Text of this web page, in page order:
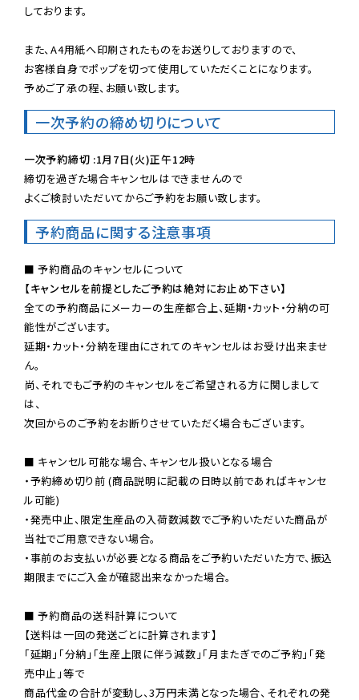
しております。
また、A4用紙へ印刷されたものをお送りしておりますので、
お客様自身でポップを切って使用していただくことになります。
予めご了承の程、お願い致します。
一次予約の締め切りについて
一次予約締切 :1月7日(火)正午12時
締切を過ぎた場合キャンセルはできませんので
よくご検討いただいてからご予約をお願い致します。
予約商品に関する注意事項
【キャンセルを前提としたご予約は絶対にお止め下さい】
全ての予約商品にメーカーの生産都合上、延期・カット・分納の可
能性がございます。
延期・カット・分納を理由にされてのキャンセルはお受け出来ませ
ん。
尚、それでもご予約のキャンセルをご希望される方に関しまして
は、
次回からのご予約をお断りさせていただく場合もございます。
■ キャンセル可能な場合、キャンセル扱いとなる場合
・予約締め切り前 (商品説明に記載の日時以前であればキャンセ
ル可能)
・発売中止、限定生産品の入荷数減数でご予約いただいた商品が
当社でご用意できない場合。
・事前のお支払いが必要となる商品をご予約いただいた方で、振込
期限までにご入金が確認出来なかった場合。
■ 予約商品の送料計算について
【送料は一回の発送ごとに計算されます】
「延期」「分納」「生産上限に伴う減数」「月またぎでのご予約」「発
売中止」等で
商品代金の合計が変動し、3万円未満となった場合、それぞれの発